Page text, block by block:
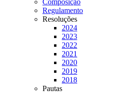
Composição
Regulamento
Resoluções
2024
2023
2022
2021
2020
2019
2018
Pautas